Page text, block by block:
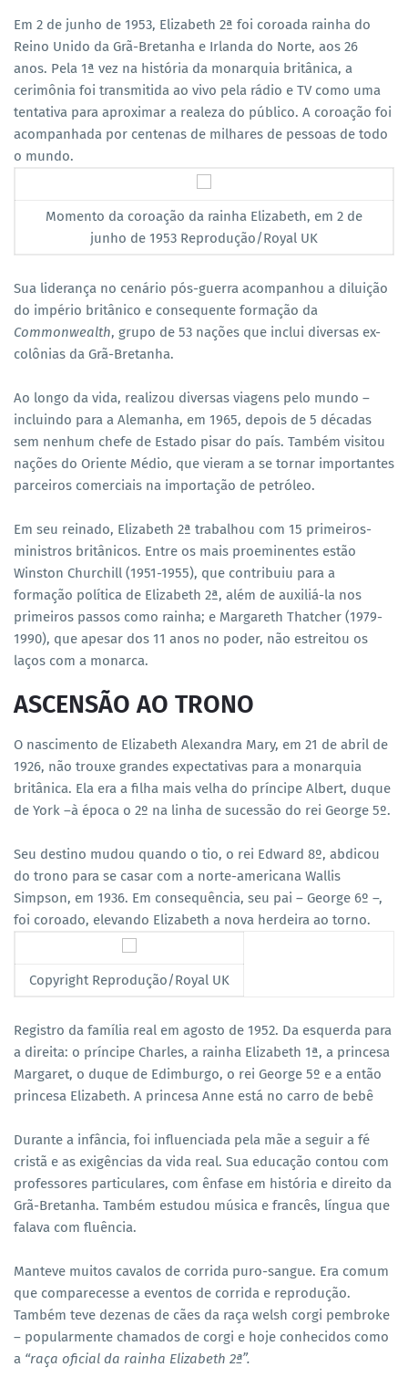
Em 2 de junho de 1953, Elizabeth 2ª foi coroada rainha do
Reino Unido da Grã-Bretanha e Irlanda do Norte, aos 26
anos. Pela 1ª vez na história da monarquia britânica, a
cerimônia foi transmitida ao vivo pela rádio e TV como uma
tentativa para aproximar a realeza do público. A coroação foi
acompanhada por centenas de milhares de pessoas de todo
o mundo.
Momento da coroação da rainha Elizabeth, em 2 de
junho de 1953 Reprodução/Royal UK
Sua liderança no cenário pós-guerra acompanhou a diluição
do império britânico e consequente formação da
Commonwealth, grupo de 53 nações que inclui diversas ex-
colônias da Grã-Bretanha.
Ao longo da vida, realizou diversas viagens pelo mundo –
incluindo para a Alemanha, em 1965, depois de 5 décadas
sem nenhum chefe de Estado pisar do país. Também visitou
nações do Oriente Médio, que vieram a se tornar importantes
parceiros comerciais na importação de petróleo.
Em seu reinado, Elizabeth 2ª trabalhou com 15 primeiros-
ministros britânicos. Entre os mais proeminentes estão
Winston Churchill (1951-1955), que contribuiu para a
formação política de Elizabeth 2ª, além de auxiliá-la nos
primeiros passos como rainha; e Margareth Thatcher (1979-
1990), que apesar dos 11 anos no poder, não estreitou os
laços com a monarca.
ASCENSÃO AO TRONO
O nascimento de Elizabeth Alexandra Mary, em 21 de abril de
1926, não trouxe grandes expectativas para a monarquia
britânica. Ela era a filha mais velha do príncipe Albert, duque
de York –à época o 2º na linha de sucessão do rei George 5º.
Seu destino mudou quando o tio, o rei Edward 8º, abdicou
do trono para se casar com a norte-americana Wallis
Simpson, em 1936. Em consequência, seu pai – George 6º –,
foi coroado, elevando Elizabeth a nova herdeira ao torno.
Copyright Reprodução/Royal UK
Registro da família real em agosto de 1952. Da esquerda para
a direita: o príncipe Charles, a rainha Elizabeth 1ª, a princesa
Margaret, o duque de Edimburgo, o rei George 5º e a então
princesa Elizabeth. A princesa Anne está no carro de bebê
Durante a infância, foi influenciada pela mãe a seguir a fé
cristã e as exigências da vida real. Sua educação contou com
professores particulares, com ênfase em história e direito da
Grã-Bretanha. Também estudou música e francês, língua que
falava com fluência.
Manteve muitos cavalos de corrida puro-sangue. Era comum
que comparecesse a eventos de corrida e reprodução.
Também teve dezenas de cães da raça welsh corgi pembroke
– popularmente chamados de corgi e hoje conhecidos como
a “raça oficial da rainha Elizabeth 2ª”.